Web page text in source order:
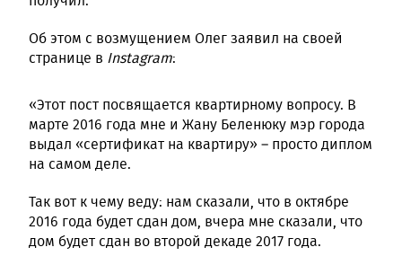
Об этом с возмущением Олег заявил на своей
странице в Instagram:
«Этот пост посвящается квартирному вопросу. В
марте 2016 года мне и Жану Беленюку мэр города
выдал «сертификат на квартиру» – просто диплом
на самом деле.
Так вот к чему веду: нам сказали, что в октябре
2016 года будет сдан дом, вчера мне сказали, что
дом будет сдан во второй декаде 2017 года.